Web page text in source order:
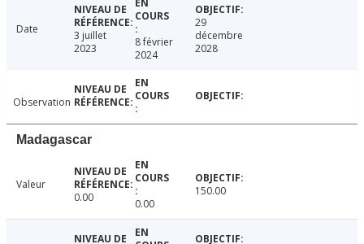
Date
3 juillet
2023
8 février
2024
29
décembre
2028
Observation
Madagascar
Valeur
0.00
0.00
150.00